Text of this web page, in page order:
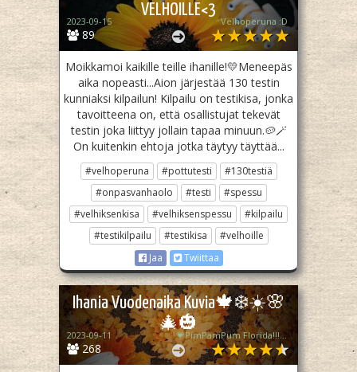
VELHOILLE<3
89
2023-09-15 Velhoperuna :D
Moikkamoi kaikille teille ihanille!💛Meneepäs
aika nopeasti...Aion järjestää 130 testin
kunniaksi kilpailun! Kilpailu on testikisa, jonka
tavoitteena on, että osallistujat tekevät
testin joka liittyy jollain tapaa minuun.🥔🪄
On kuitenkin ehtoja jotka täytyy täyttää...
#velhoperuna #pottutesti
#130testiä
#onpasvanhaolo
#testi
#spessu
#velhiksenkisa
#velhiksenspessu
#kilpailu
#testikilpailu
#testikisa
#velhoille
Jaa
Twiittaa
Ihania Vuodenaika Kuvia🍁❄️☀️🌸
🎄🎃
268
2023-09-11 💗PimPamPum Florida!!! Ttpd-Varjis💗✨Joka On Maailman isoin Swiftie ja kuuntelee Ttpd:tä kokoajan✨Ja tanssii neljä kertaa viikossa putkeen Ja Kohta Haastaa tyhmän puun oikeuteen samalla kun istuu piilossa ja leikkii superspaita ja kuuntelee Taytä💃🏼💗🌳💘